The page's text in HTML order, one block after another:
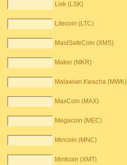
Lisk (LSK)
Litecoin (LTC)
MaidSafeCoin (XMS)
Maker (MKR)
Malawian Kwacha (MWK)
MaxCoin (MAX)
Megacoin (MEC)
Mincoin (MNC)
Mintcoin (XMT)